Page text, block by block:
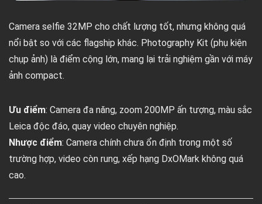
Camera selfie 32MP cho chất lượng tốt, nhưng không quá
nổi bật so với các flagship khác. Photography Kit (phụ kiện
chụp ảnh) là điểm cộng lớn, mang lại trải nghiệm gần với máy
ảnh compact.
Ưu điểm: Camera đa năng, zoom 200MP ấn tượng, màu sắc
Leica độc đáo, quay video chuyên nghiệp.
Nhược điểm: Camera chính chưa ổn định trong một số
trường hợp, video còn rung, xếp hạng DxOMark không quá
cao.